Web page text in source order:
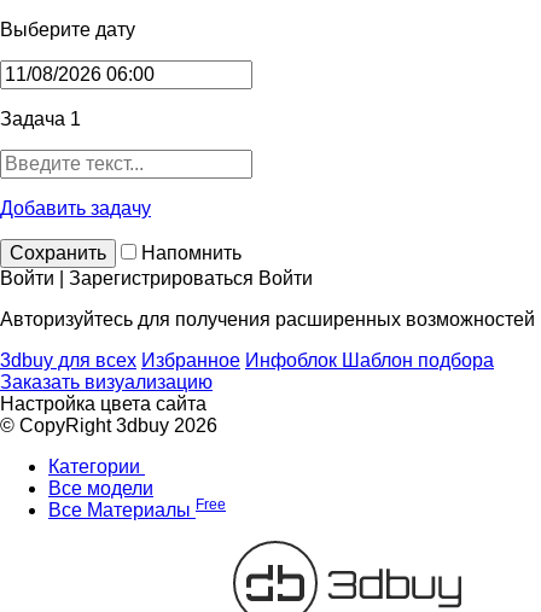
Выберите дату
Задача 1
Добавить задачу
Сохранить
Напомнить
Войти | Зарегистрироваться Войти
Авторизуйтесь для получения расширенных возможностей
3dbuy для всех Избранное Инфоблок Шаблон подбора
Заказать визуализацию
Настройка цвета сайта
© CopyRight 3dbuy 2026
Категории
Все модели
Все Материалы Free